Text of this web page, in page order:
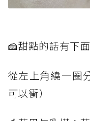
🍰甜點的話有下面
從左上角繞一圈
可以衝）